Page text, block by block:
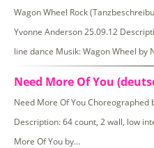
Wagon Wheel Rock
Yvonne Anderson 25.09.12
line dance Musik: Wagon Wheel by
Need More Of You
Need More Of You Choreographed
Description: 64 count, 2 wall, low
More Of You by…